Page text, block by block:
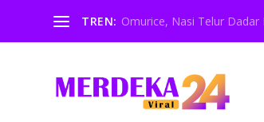
TREN: Omurice, Nasi Telur Dadar